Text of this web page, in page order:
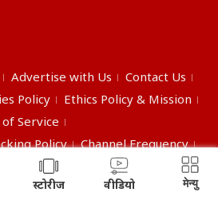
Advertise with Us
Contact Us
Policy
Ethics Policy & Mission
Service
Policy
Channel Frequency
reserved.
स्टोरीज वीडियो मेन्यु